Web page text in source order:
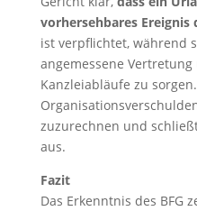
vorhersehbares Ereignis
ist verpflichtet, während
angemessene
Kanzleiabläufe zu
zuzurechnen und
aus.
Fazit
Das Erkenntnis des BFG